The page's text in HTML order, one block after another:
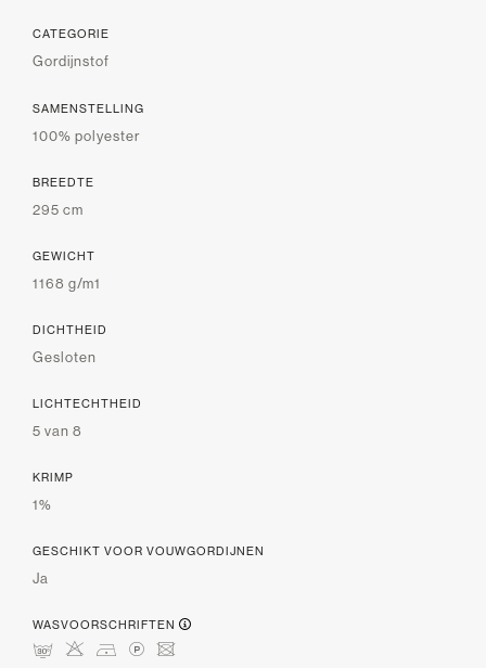
CATEGORIE
Gordijnstof
SAMENSTELLING
100% polyester
BREEDTE
295 cm
GEWICHT
1168 g/m1
DICHTHEID
Gesloten
LICHTECHTHEID
5 van 8
KRIMP
1%
GESCHIKT VOOR VOUWGORDIJNEN
Ja
WASVOORSCHRIFTEN
mHDLU